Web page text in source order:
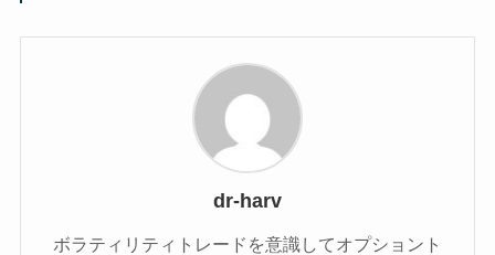
dr-harv
ボラティリティトレードを意識してオプショント